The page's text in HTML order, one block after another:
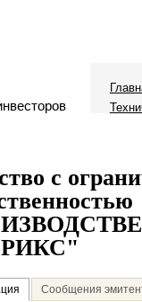
с
Сообщения